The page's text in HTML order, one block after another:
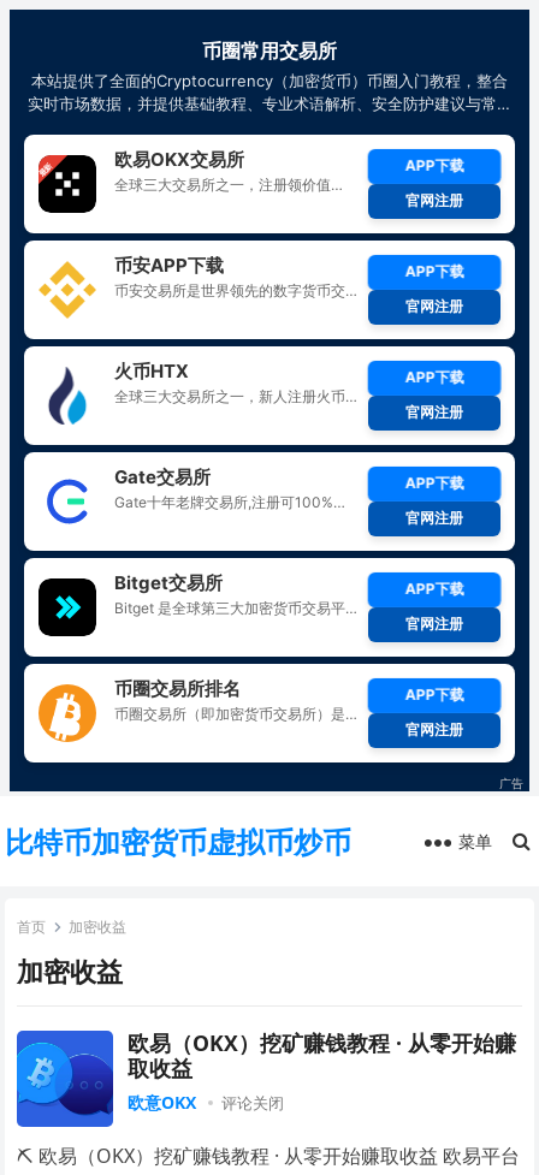
比特币加密货币虚拟币炒币 菜单
首页 加密收益
加密收益
欧易（OKX）挖矿赚钱教程 · 从零开始赚
取收益
欧意OKX 评论关闭
⛏️ 欧易（OKX）挖矿赚钱教程 · 从零开始赚取收益 欧易平台